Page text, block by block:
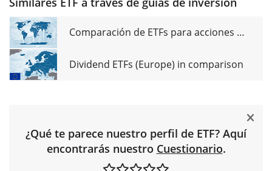
Comparación de ETFs para acciones de dividendos globales
Dividend ETFs (Europe) in comparison
¿Qué te parece nuestro perfil de ETF? Aquí
encontrarás nuestro Cuestionario.